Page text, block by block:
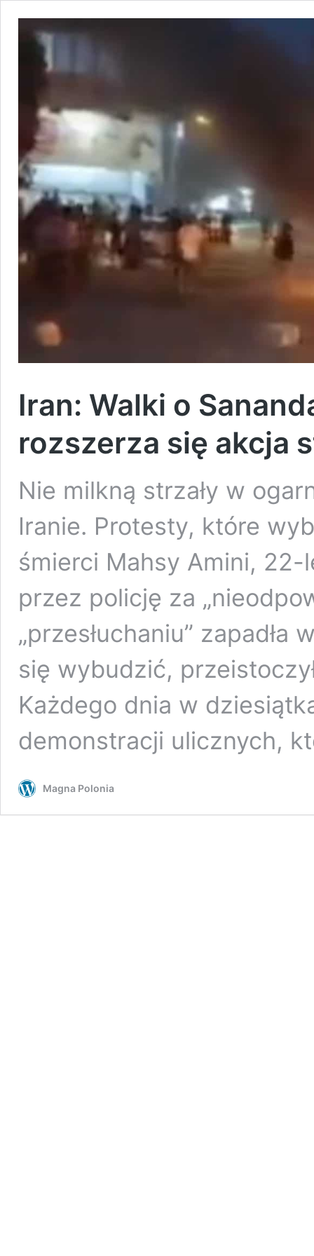
Iran: Walki o
rozszerza się akcja
Nie milkną strzały w
Iranie. Protesty, które
śmierci Mahsy Amini,
przez policję za
„przesłuchaniu”
się wybudzić,
Każdego dnia w
demonstracji ulicznych,
Magna Polonia